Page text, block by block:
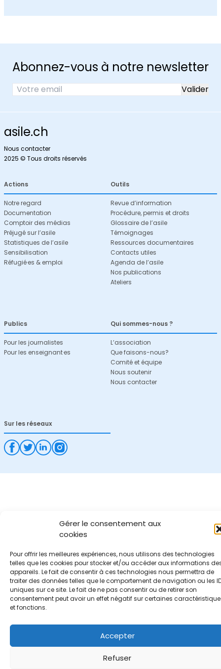
Gérer le consentement aux
cookies
Pour offrir les meilleures expériences, nous utilisons des technologies
telles que les cookies pour stocker et/ou accéder aux informations
appareils. Le fait de consentir à ces technologies nous permettra de
traiter des données telles que le comportement de navigation ou les
uniques sur ce site. Le fait de ne pas consentir ou de retirer son
consentement peut avoir un effet négatif sur certaines
et fonctions.
Accepter
Refuser
Abonnez-vous à notre newsletter
asile.ch
Nous contacter
2025 © Tous droits réservés
Actions
Notre regard
Documentation
Comptoir des médias
Préjugé sur l’asile
Statistiques de l’asile
Sensibilisation
Réfugié·es & emploi
Outils
Revue d’information
Procédure, permis et droits
Glossaire de l’asile
Témoignages
Ressources documentaires
Contacts utiles
Agenda de l’asile
Nos publications
Ateliers
Publics
Pour les journalistes
Pour les enseignant·es
Qui sommes-nous ?
L’association
Que faisons-nous?
Comité et équipe
Nous soutenir
Nous contacter
Sur les réseaux